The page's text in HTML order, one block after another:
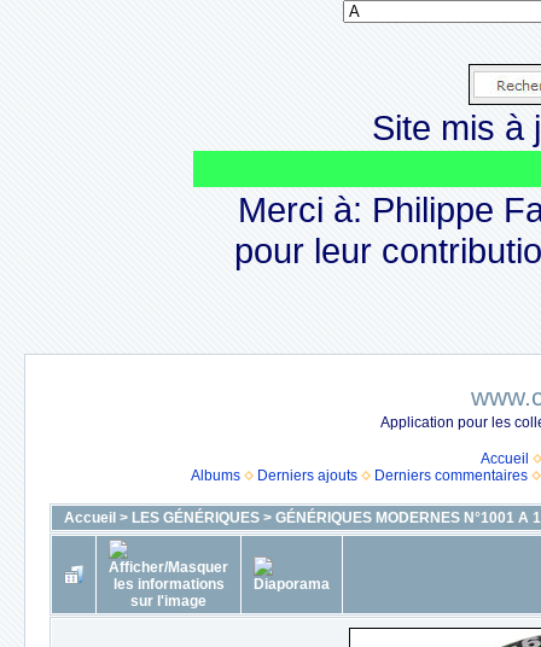
Site mis à
Merci à: Philippe
pour leur
Application pour les
Accueil
Albums
Derniers ajouts Derniers commentaires
Accueil > LES GÉNÉRIQUES > GÉNÉRIQUES MODERNES N°1001 A